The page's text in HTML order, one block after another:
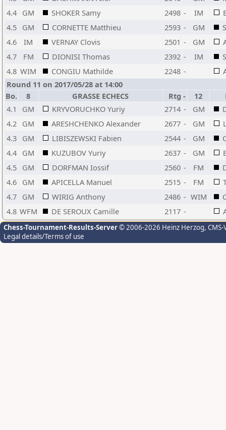
4.4 GM SHOKER Samy 2498 - IM
4.5 GM CORNETTE Matthieu 2593 - GM
4.6
IM VERNAY Clovis 2501 - GM
4.7
FM DIONISI Thomas 2392 - IM
4.8 WIM CONGIU Mathilde 2248 -
Round 11 on 2017/05/28 at 14:00
Bo.
8 GRASSE ECHECS Rtg - 12
4.1
GM KRYVORUCHKO Yuriy 2714 - GM
4.2 GM ARESHCHENKO Alexander 2677 - GM
4.3 GM LIBISZEWSKI Fabien 2544 - GM
4.4 GM KUZUBOV Yuriy 2637 - GM
4.5 GM DORFMAN Iossif 2560 - FM
4.6 GM APICELLA Manuel 2515 - FM
4.7 GM WIRIG Anthony 2486 - WIM
4.8 WFM DE SEROUX Camille 2117 -
Chess-Tournament-Results-Server© 2006-2026 Heinz Herzog,
Legal details/Terms of use